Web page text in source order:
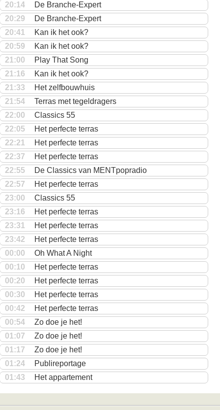
20:14
De Branche-Expert
20:29
De Branche-Expert
20:41
Kan ik het ook?
20:59
Kan ik het ook?
21:00
Play That Song
21:16
Kan ik het ook?
21:33
Het zelfbouwhuis
21:54
Terras met tegeldragers
22:00
Classics 55
22:05
Het perfecte terras
22:21
Het perfecte terras
22:37
Het perfecte terras
22:55
De Classics van MENTpopradio
22:57
Het perfecte terras
23:00
Classics 55
23:16
Het perfecte terras
23:31
Het perfecte terras
23:42
Het perfecte terras
00:00
Oh What A Night
00:10
Het perfecte terras
00:20
Het perfecte terras
00:30
Het perfecte terras
00:42
Het perfecte terras
00:54
Zo doe je het!
01:07
Zo doe je het!
01:17
Zo doe je het!
01:24
Publireportage
01:43
Het appartement